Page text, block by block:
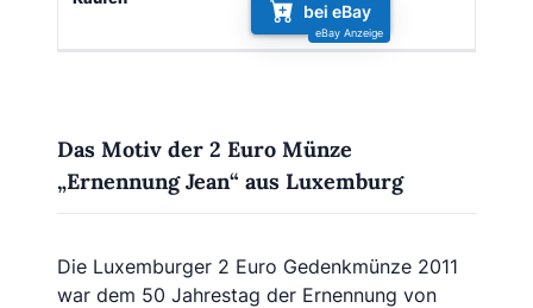
bei eBay
Das Motiv der 2 Euro Münze
„Ernennung Jean“ aus Luxemburg
Die Luxemburger 2 Euro Gedenkmünze 2011
war dem 50 Jahrestag der Ernennung von